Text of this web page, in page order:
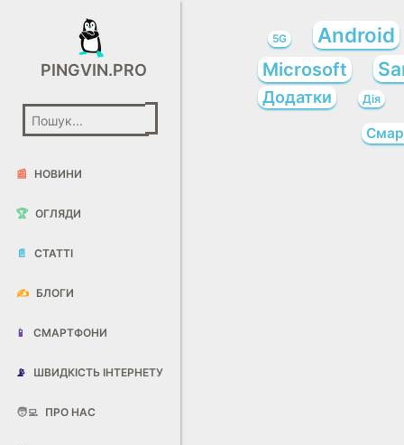
PINGVIN.PRO
📰 НОВИНИ
🏆 ОГЛЯДИ
📄 СТАТТІ
✍️ БЛОГИ
📱 СМАРТФОНИ
📡 ШВИДКІСТЬ ІНТЕРНЕТУ
🧑‍💻 ПРО НАС
5G Android
Microsoft
Додатки Дія